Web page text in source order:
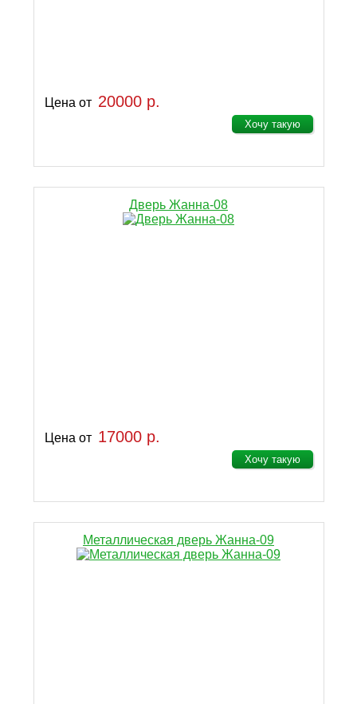
Цена от 20000 р.
Хочу такую
Дверь Жанна-08
Цена от 17000 р.
Хочу такую
Металлическая дверь Жанна-09